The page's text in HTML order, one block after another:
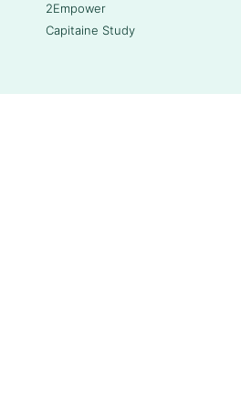
2Empower
Capitaine Study